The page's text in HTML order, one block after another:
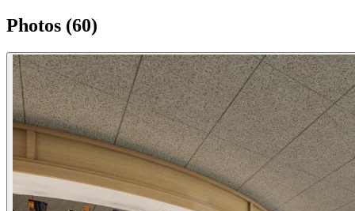
Photos (60)